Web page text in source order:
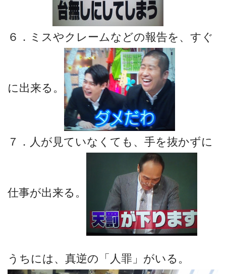
６．ミスやクレームなどの報告を、すぐ
に出来る。
７．人が見ていなくても、手を抜かずに
仕事が出来る。
うちには、真逆の「人罪」がいる。